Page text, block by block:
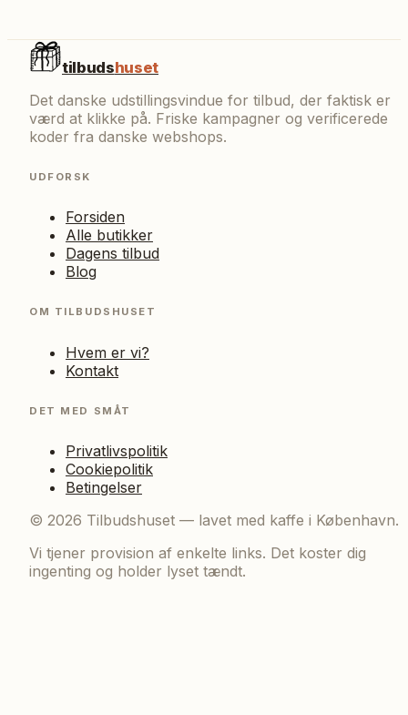
tilbudshuset
Det danske udstillingsvindue for tilbud, der faktisk er
værd at klikke på. Friske kampagner og verificerede
koder fra danske webshops.
UDFORSK
Forsiden
Alle butikker
Dagens tilbud
Blog
OM TILBUDSHUSET
Hvem er vi?
Kontakt
DET MED SMÅT
Privatlivspolitik
Cookiepolitik
Betingelser
© 2026 Tilbudshuset — lavet med kaffe i København.
Vi tjener provision af enkelte links. Det koster dig
ingenting og holder lyset tændt.